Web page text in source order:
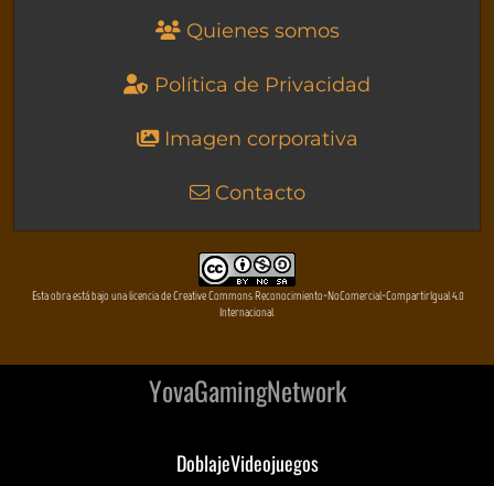
Quienes somos
Política de Privacidad
Imagen corporativa
Contacto
Esta obra está bajo una licencia de Creative Commons Reconocimiento-NoComercial-CompartirIgual 4.0
Internacional
YovaGamingNetwork
DoblajeVideojuegos